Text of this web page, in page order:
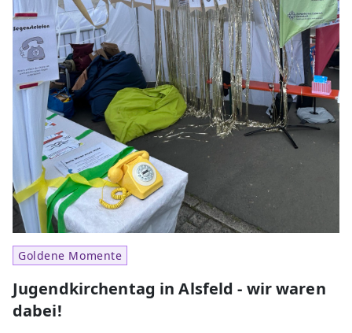
Goldene Momente
Jugendkirchentag in Alsfeld - wir waren
dabei!